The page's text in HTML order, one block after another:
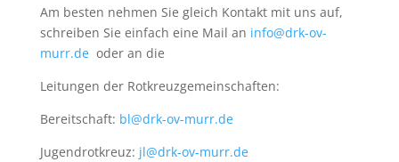
Am besten nehmen Sie gleich Kontakt mit uns auf,
schreiben Sie einfach eine Mail an info@drk-ov-
murr.deoder an die
Leitungen der Rotkreuzgemeinschaften:
Bereitschaft: bl@drk-ov-murr.de
Jugendrotkreuz: jl@drk-ov-murr.de